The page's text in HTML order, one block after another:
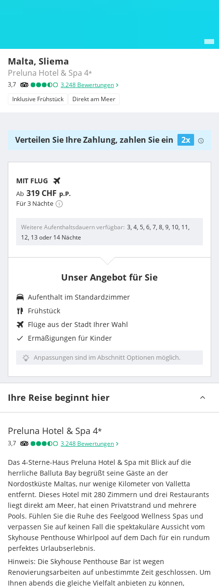
Malta, Sliema
Preluna Hotel & Spa 4*
3,7 3.248 Bewertungen
Inklusive Frühstück
Direkt am Meer
Verteilen Sie Ihre Zahlung, zahlen Sie ein 2x
MIT FLUG
Ab 319 CHF p.P.
Für 3 Nächte
Weitere Aufenthaltsdauern verfügbar 3, 4, 5, 6, 7, 8, 9, 10, 11,
12, 13 oder 14 Nächte
Unser Angebot für Sie
Aufenthalt im Standardzimmer
Frühstück
Flüge aus der Stadt Ihrer Wahl
Ermäßigungen für Kinder
Anpassungen sind im Abschnitt Optionen möglich.
Ihre Reise beginnt hier
Preluna Hotel & Spa 4*
3,7 3.248 Bewertungen
Das 4-Sterne-Haus Preluna Hotel & Spa mit Blick auf die
herrliche Balluta Bay begrüßt seine Gäste an der
Nordostküste Maltas, nur wenige Kilometer von Valletta
entfernt. Dieses Hotel mit 280 Zimmern und drei Restaurants
liegt direkt am Meer, hat einen Privatstrand und mehrere
Pools. Fühlen Sie die Ruhe des Feelgood Wellness Spas und
verpassen Sie auf keinen Fall die spektakuläre Aussicht vom
Skyhouse Penthouse Whirlpool auf dem Dach für ein rundum
perfektes Urlaubserlebnis.
Hinweis: Die Skyhouse Penthouse Bar ist wegen
Renovierungsarbeiten auf unbestimmte Zeit geschlossen. Um
Ihnen abends die gleiche Vielfalt anbieten zu können,